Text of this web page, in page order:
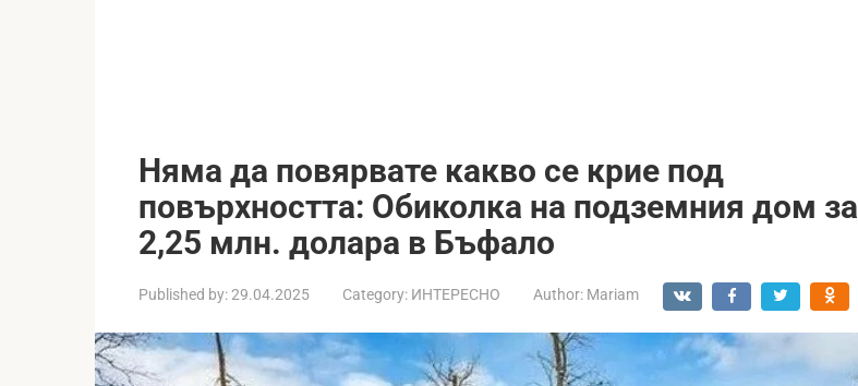
Няма да повярвате какво се крие под
повърхността: Обиколка на подземния дом за
2,25 млн. долара в Бъфало
Published by:29.04.2025 Category: ИНТЕРЕСНО Author: Mariam